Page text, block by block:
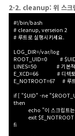
2-2. cleanup: 위 스크
#!/bin/bash
# cleanup, verseion 2
# 루트로 실행시키세요.
LOG_DIR=/var/log
ROOT_UID=0
# $UID
LINES=50
# 기본적
E_XCD=66
# 디렉
E_NOTROOT=67
# 루
if [ "$UID" -ne
then
echo "이 스크립트
exit $E_NOTROOT
fi